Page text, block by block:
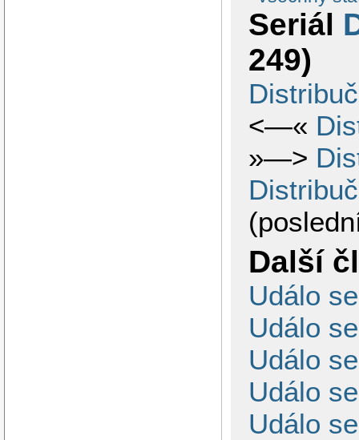
Seriál
249)
<—«
»—>
Další
Událo
Událo
Událo
Událo
Událo